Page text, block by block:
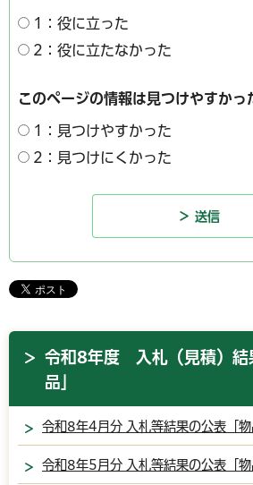
1：役に立った
2：役に立たなかった
このページの情報は見つけやすかっ
1：見つけやすかった
2：見つけにくかった
令和8年度 入札（見積）結
品」
令和8年4月分 入札等結果の公表「物
令和8年5月分 入札等結果の公表「物